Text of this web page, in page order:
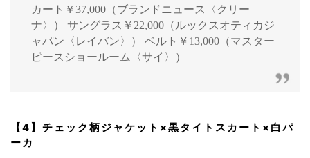
カート￥37,000（ブランドニュース〈クリー
ナ〉） サングラス￥22,000（ルックスオティカジ
ャパン〈レイバン〉） ベルト￥13,000（マスター
ピースショールーム〈サイ〉）
【4】チェック柄ジャケット×黒タイトスカート×白パ
ーカ